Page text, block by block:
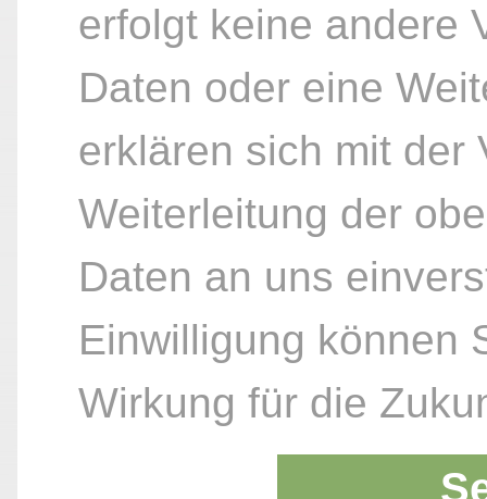
erfolgt keine andere
Daten oder eine
erklären sich mit der
Weiterleitung der
Daten an uns
Einwilligung können
Wirkung für die